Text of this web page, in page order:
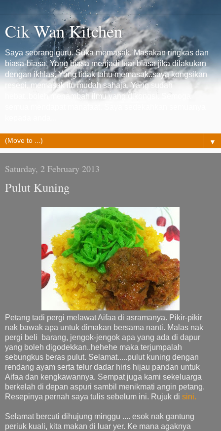
Cik Wan Kitchen
Saya seorang guru. Suka memasak. Masakan ringkas dan
biasa-biasa. Yang biasa menjadi luar biasa jika dilakukan
dengan ikhlas. Yang tidak tahu memasak..saya kongsikan
resepi, memasak itu mudah sahaja. Yang sudah
hebat..boleh menambah ilmu yang dikongsi. Semoga
▼
Saturday, 2 February 2013
Pulut Kuning
Petang tadi pergi melawat Aifaa di asramanya. Pikir-pikir
nak bawak apa untuk dimakan bersama nanti. Malas nak
pergi beli barang, jengok-jengok apa yang ada di dapur
yang boleh digodekkan..hehehe maka terjumpalah
sebungkus beras pulut. Selamat.....pulut kuning dengan
rendang ayam serta telur dadar hiris hijau pandan untuk
Aifaa dan kengkawannya. Sempat juga kami sekeluarga
berkelah di depan aspuri sambil menikmati angin petang.
Resepinya pernah saya tulis sebelum ini. Rujuk di sini.
Selamat bercuti dihujung minggu .... esok nak gantung
periuk kuali, kita makan di luar yer. Ke mana agaknya